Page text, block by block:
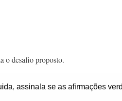
o desafio proposto.